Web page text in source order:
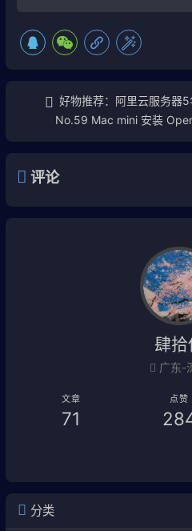
好物推荐：阿里云服务器
No.59 Mac mini 安装
评论
肆拾
广东-
文章
71
点赞
分类